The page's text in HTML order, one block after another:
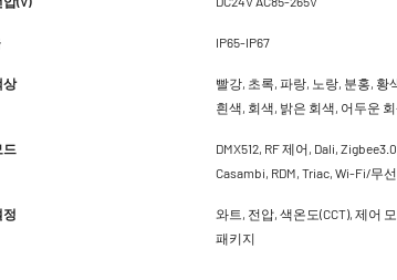
IP65-IP67
상
빨강, 초록, 파랑, 노랑, 분홍, 황
흰색, 회색, 밝은 회색, 어두운
드
DMX512, RF 제어, Dali,
Casambi, RDM, Triac, Wi-Fi/무
정
와트, 전압, 색온도(CCT), 제어
패키지